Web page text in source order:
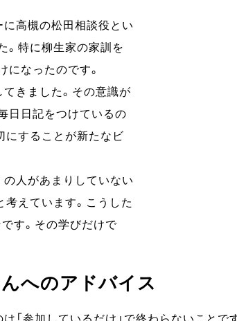
に高槻の松田相談役とい
。特に柳生家の家訓を
になったのです。
てきました。その意識が
日日記をつけているの
にすることが新たなビ
の人があまりしていない
考えています。こうした
す。その学びだけで
へのアドバイス
は「参加しているだけ」で終わらないことで